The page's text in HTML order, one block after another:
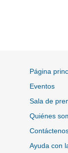
Página
Eventos
Sala de
Quiénes
Ayuda con